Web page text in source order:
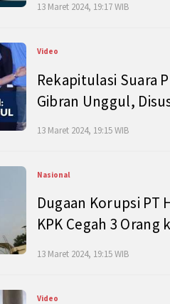
13 Maret 2024, 19:17 WIB
Video
Rekapitulasi Suara
Gibran Unggul,
13 Maret 2024, 19:15 WIB
Nasional
Dugaan Korupsi PT
KPK Cegah 3 Orang
13 Maret 2024, 19:15 WIB
Video